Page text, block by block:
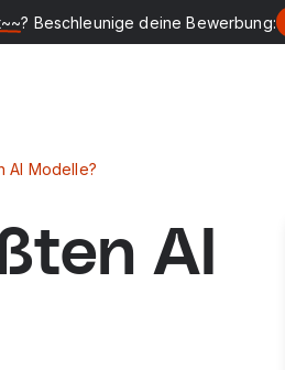
? Beschleunige deine Bewerbung:
AI Modelle?
AI